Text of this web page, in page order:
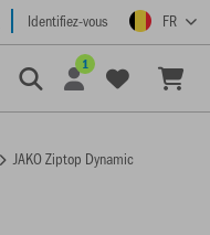
Identifiez-vous FR
1
JAKO Ziptop Dynamic